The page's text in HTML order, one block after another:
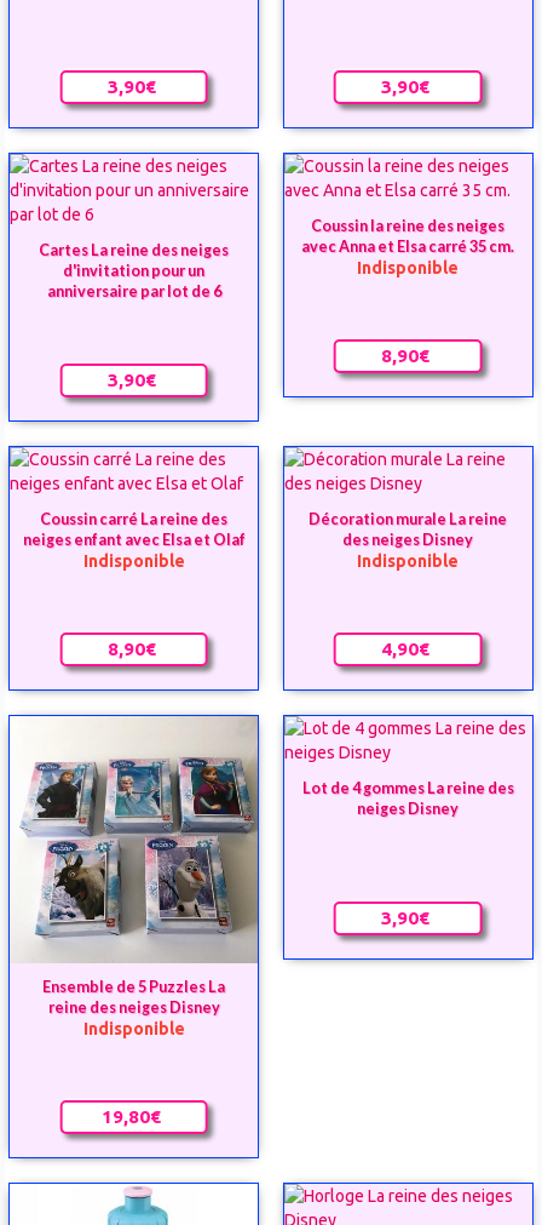
3,90€ 3,90€
Cartes La reine des neiges
d'invitation pour un
anniversaire par lot de 6
3,90€
Coussin la reine des neiges
avec Anna et Elsa carré 35 cm.
8,90€
Indisponible
Coussin carré La reine des
neiges enfant avec Elsa et Olaf
8,90€
Indisponible
Décoration murale La reine
des neiges Disney
4,90€
Indisponible
Ensemble de 5 Puzzles La
reine des neiges Disney
19,80€
Indisponible
Lot de 4 gommes La reine des
neiges Disney
3,90€